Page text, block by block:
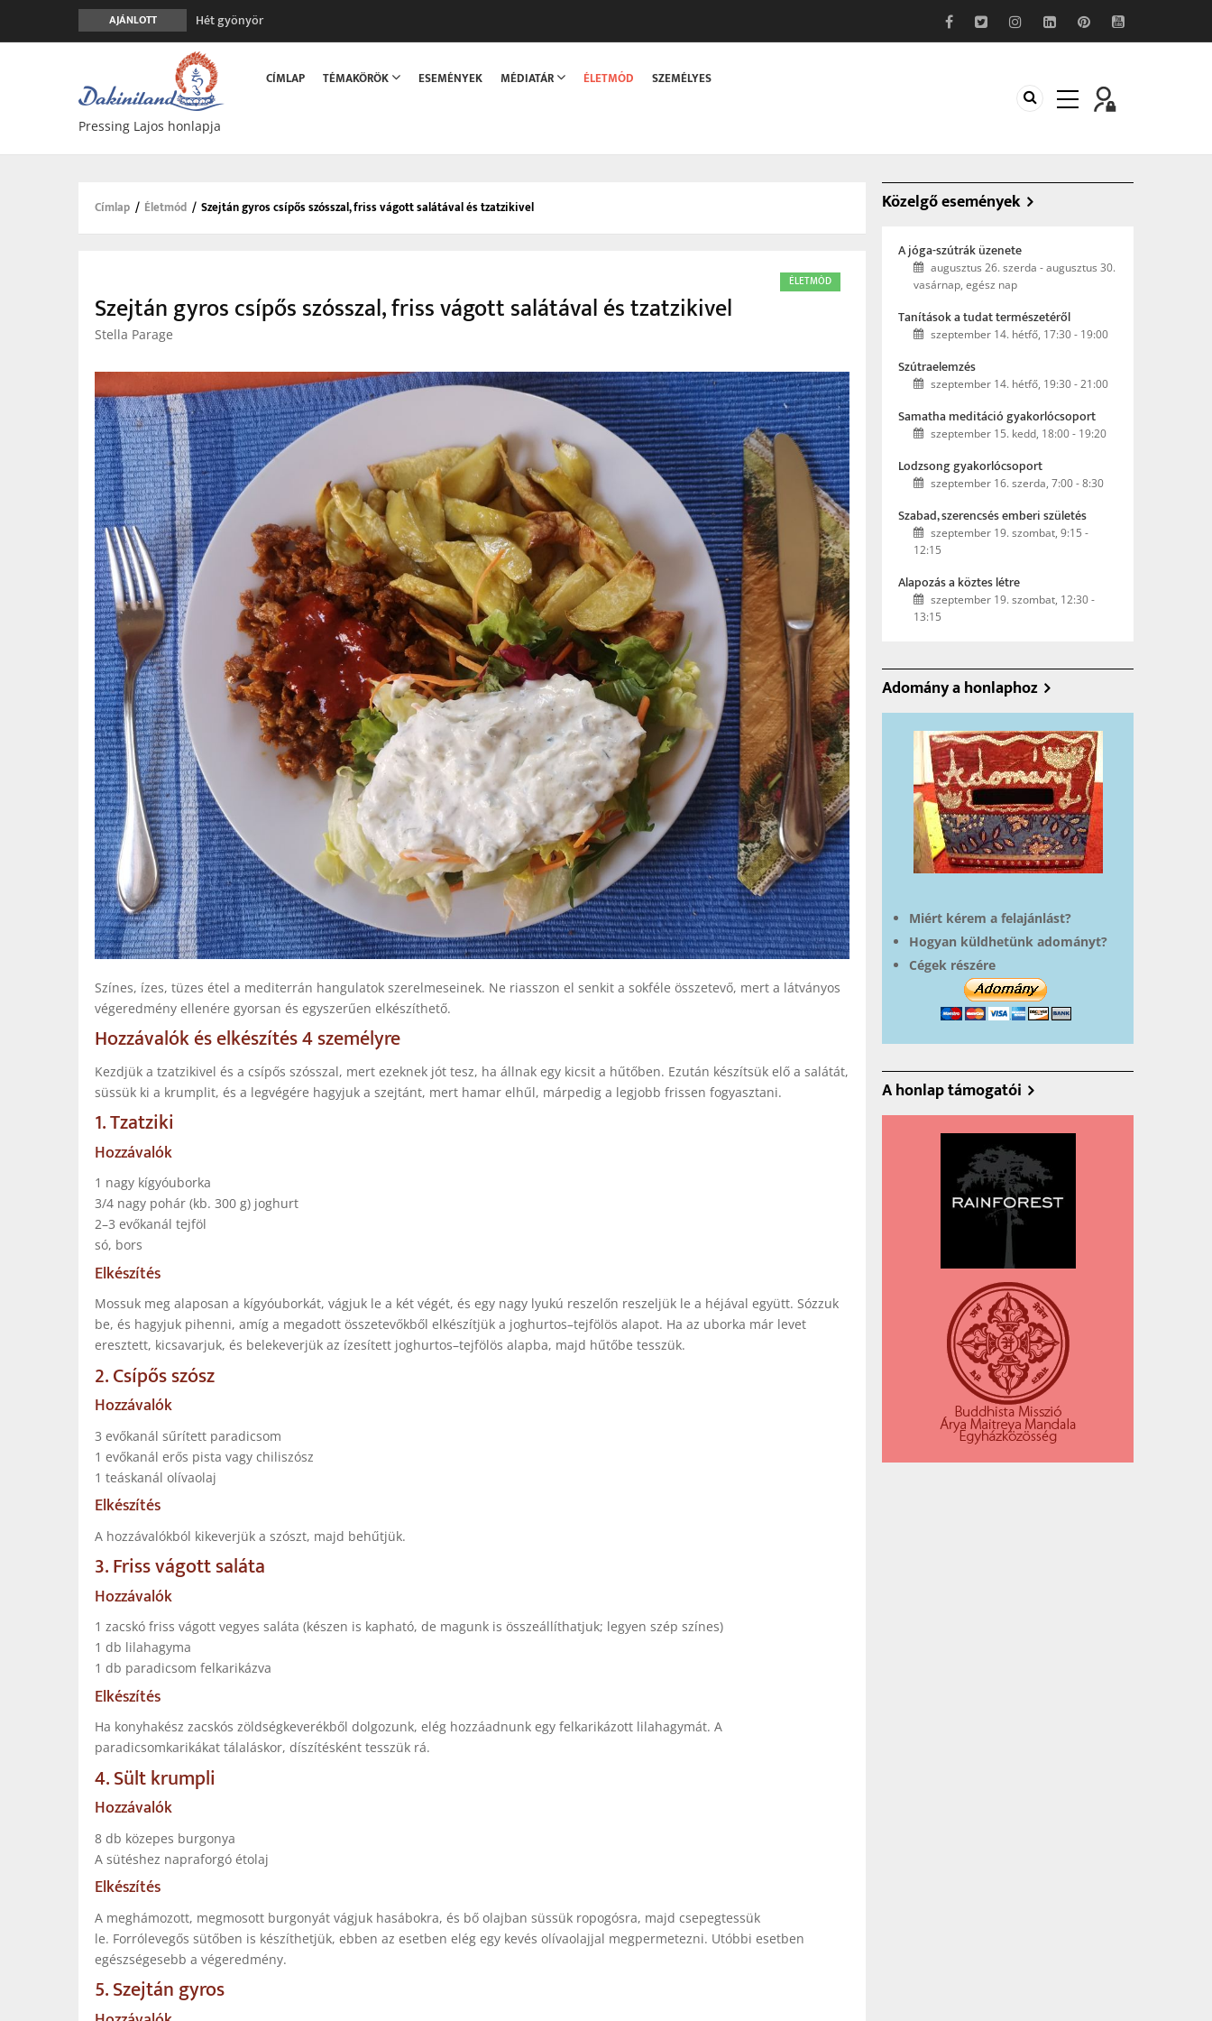
AJÁNLOTT
Hét gyönyör
A gondolatok átalakításának nyolc versszaka
Meghalni teljesen biztonságos
Minden más, mint aminek látszik
Vég nélküli leborulás
Pressing Lajos honlapja
navigation
CÍMLAP TÉMAKÖRÖK ESEMÉNYEK MÉDIATÁR ÉLETMÓD SZEMÉLYES
Morzsa
Címlap / Életmód / Szejtán gyros csípős szósszal, friss vágott salátával és tzatzikivel
ÉLETMÓD
Szejtán gyros csípős szósszal, friss vágott salátával és tzatzikivel
Stella Parage
Színes, ízes, tüzes étel a mediterrán hangulatok szerelmeseinek. Ne riasszon el senkit a sokféle összetevő, mert a látványos
végeredmény ellenére gyorsan és egyszerűen elkészíthető.
Hozzávalók és elkészítés 4 személyre
Kezdjük a tzatzikivel és a csípős szósszal, mert ezeknek jót tesz, ha állnak egy kicsit a hűtőben. Ezután készítsük elő a salátát,
süssük ki a krumplit, és a legvégére hagyjuk a szejtánt, mert hamar elhűl, márpedig a legjobb frissen fogyasztani.
1. Tzatziki
Hozzávalók
1 nagy kígyóuborka
3/4 nagy pohár (kb. 300 g) joghurt
2–3 evőkanál tejföl
só, bors
Elkészítés
Mossuk meg alaposan a kígyóuborkát, vágjuk le a két végét, és egy nagy lyukú reszelőn reszeljük le a héjával együtt. Sózzuk
be, és hagyjuk pihenni, amíg a megadott összetevőkből elkészítjük a joghurtos–tejfölös alapot. Ha az uborka már levet
eresztett, kicsavarjuk, és belekeverjük az ízesített joghurtos–tejfölös alapba, majd hűtőbe tesszük.
2. Csípős szósz
Hozzávalók
3 evőkanál sűrített paradicsom
1 evőkanál erős pista vagy chiliszósz
1 teáskanál olívaolaj
Elkészítés
A hozzávalókból kikeverjük a szószt, majd behűtjük.
3. Friss vágott saláta
Hozzávalók
1 zacskó friss vágott vegyes saláta (készen is kapható, de magunk is összeállíthatjuk; legyen szép színes)
1 db lilahagyma
1 db paradicsom felkarikázva
Elkészítés
Ha konyhakész zacskós zöldségkeverékből dolgozunk, elég hozzáadnunk egy felkarikázott lilahagymát. A
paradicsomkarikákat tálaláskor, díszítésként tesszük rá.
4. Sült krumpli
Hozzávalók
8 db közepes burgonya
A sütéshez napraforgó étolaj
Elkészítés
A meghámozott, megmosott burgonyát vágjuk hasábokra, és bő olajban süssük ropogósra, majd csepegtessük
le. Forrólevegős sütőben is készíthetjük, ebben az esetben elég egy kevés olívaolajjal megpermetezni. Utóbbi esetben
egészségesebb a végeredmény.
5. Szejtán gyros
Közelgő események
A jóga-szútrák üzenete
augusztus 26. szerda -augusztus 30.
vasárnap, egész nap
Tanítások a tudat természetéről
szeptember 14. hétfő, 17:30- 19:00
Szútraelemzés
szeptember 14. hétfő, 19:30-21:00
Samatha meditáció gyakorlócsoport
szeptember 15. kedd, 18:00- 19:20
Lodzsong gyakorlócsoport
szeptember 16. szerda, 7:00-8:30
Szabad, szerencsés emberi születés
szeptember 19. szombat, 9:15 -
12:15
Alapozás a köztes létre
szeptember 19. szombat, 12:30-
13:15
Adomány a honlaphoz
Miért kérem a felajánlást?
Hogyan küldhetünk adományt?
Cégek részére
A honlap támogatói